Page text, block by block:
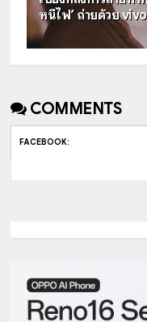
หนีไฟ’ ถ่ายด้วย
COMMENTS
FACEBOOK: